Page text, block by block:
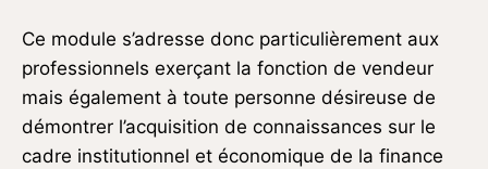
Ce module s’adresse donc particulièrement aux
professionnels exerçant la fonction de vendeur
mais également à toute personne désireuse de
démontrer l’acquisition de connaissances sur le
cadre institutionnel et économique de la finance